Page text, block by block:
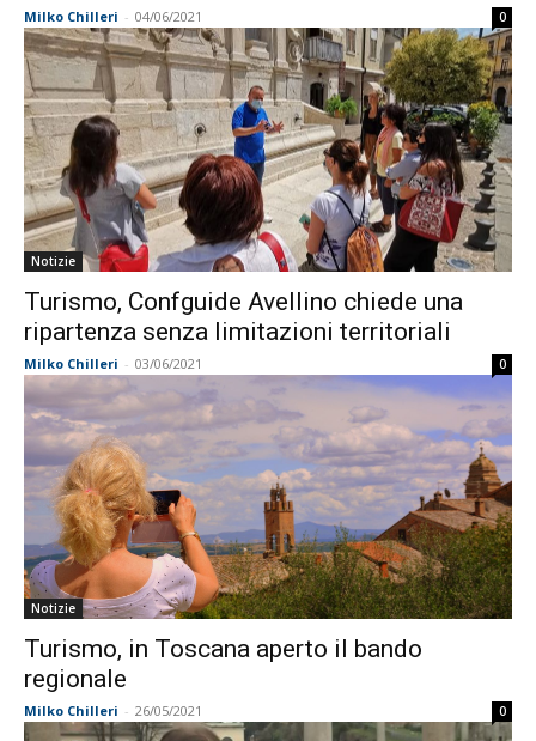
Milko Chilleri - 04/06/2021 0
Notizie
Turismo, Confguide Avellino chiede una
ripartenza senza limitazioni territoriali
Milko Chilleri - 03/06/2021 0
Notizie
Turismo, in Toscana aperto il bando
regionale
Milko Chilleri - 26/05/2021 0